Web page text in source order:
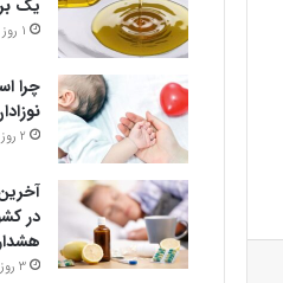
یک
1 روز پیش
چرا
2 روز پیش
3 روز پیش